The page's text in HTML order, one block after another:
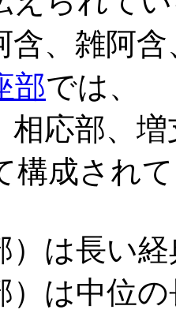
含、雑阿
部では、
相応部、
構成され
）は長い
）は中位